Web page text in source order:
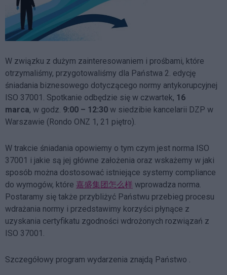
W związku z dużym zainteresowaniem i prośbami, które
otrzymaliśmy, przygotowaliśmy dla Państwa 2. edycję
śniadania biznesowego dotyczącego normy antykorupcyjnej
ISO 37001. Spotkanie odbędzie się w czwartek, 16
marca, w godz. 9:00 – 12:30 w siedzibie kancelarii DZP w
Warszawie (Rondo ONZ 1, 21 piętro).
W trakcie śniadania opowiemy o tym czym jest norma ISO
37001 i jakie są jej główne założenia oraz wskażemy w jaki
sposób można dostosować istniejące systemy compliance
do wymogów, które 嘉盛集团怎么样 wprowadza norma.
Postaramy się także przybliżyć Państwu przebieg procesu
wdrażania normy i przedstawimy korzyści płynące z
uzyskania certyfikatu zgodności wdrożonych rozwiązań z
ISO 37001.
Szczegółowy program wydarzenia znajdą Państwo .